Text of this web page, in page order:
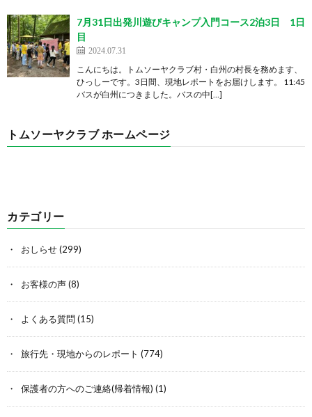
7月31日出発川遊びキャンプ入門コース2泊3日 1日
目
2024.07.31
こんにちは。トムソーヤクラブ村・白州の村長を務めます、
ひっしーです。3日間、現地レポートをお届けします。 11:45
バスが白州につきました。バスの中[…]
トムソーヤクラブ ホームページ
カテゴリー
おしらせ(299)
お客様の声(8)
よくある質問 (15)
旅行先・現地からのレポート (774)
保護者の方へのご連絡(帰着情報) (1)